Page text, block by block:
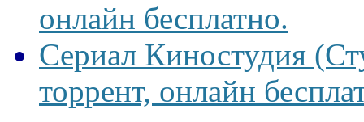
онлайн бесплатно.
Сериал Киностудия
торрент, онлайн